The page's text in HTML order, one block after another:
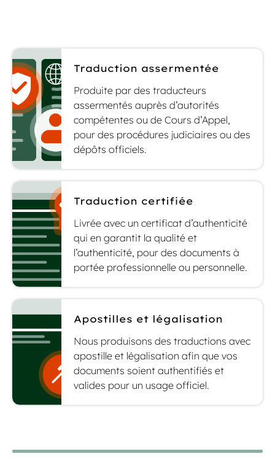
Traduction assermentée
Produite par des traducteurs
assermentés auprès d’autorités
compétentes ou de Cours d’Appel,
pour des procédures judiciaires ou des
dépôts officiels.
Traduction certifiée
Livrée avec un certificat d’authenticité
qui en garantit la qualité et
l’authenticité, pour des documents à
portée professionnelle ou personnelle.
Apostilles et légalisation
Nous produisons des traductions avec
apostille et légalisation afin que vos
documents soient authentifiés et
valides pour un usage officiel.